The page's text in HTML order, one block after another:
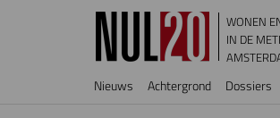
Overslaan en naar de inhoud gaan
WONEN
IN DE
Hoofdnavigatie
Nieuws Achtergrond Dossiers